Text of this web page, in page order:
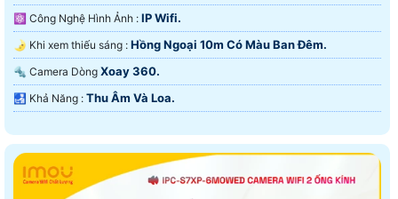
⚛️ Công Nghệ Hình Ảnh : IP Wifi.
🌛 Khi xem thiếu sáng : Hồng Ngoại 10m Có Màu Ban Ðêm.
🔩 Camera Dòng Xoay 360.
️🛃 Khả Năng : Thu Âm Và Loa.